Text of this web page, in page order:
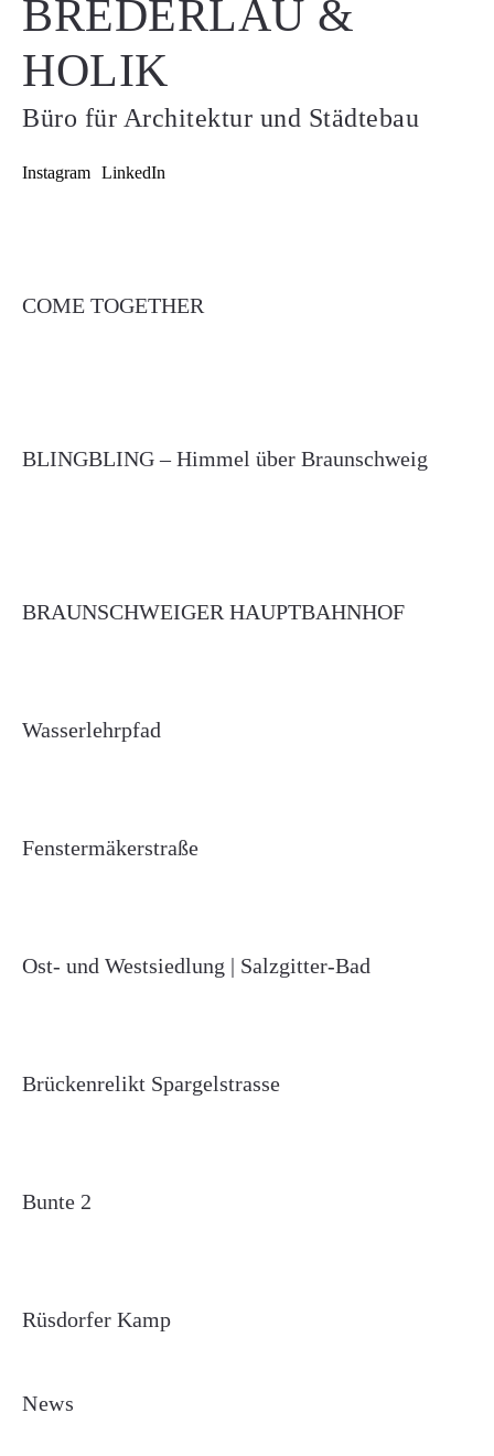
BREDERLAU &
HOLIK
Büro für Architektur und Städtebau
Instagram LinkedIn
COME TOGETHER
BLINGBLING – Himmel über Braunschweig
BRAUNSCHWEIGER HAUPTBAHNHOF
Wasserlehrpfad
Fenstermäkerstraße
Ost- und Westsiedlung | Salzgitter-Bad
Brückenrelikt Spargelstrasse
Bunte 2
Rüsdorfer Kamp
News